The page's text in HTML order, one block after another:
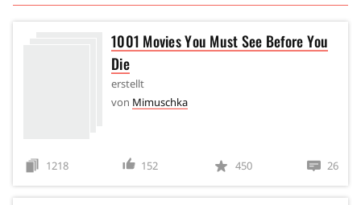
1001 Movies You Must See Before You
Die
erstellt
von Mimuschka
1218 152 450 26